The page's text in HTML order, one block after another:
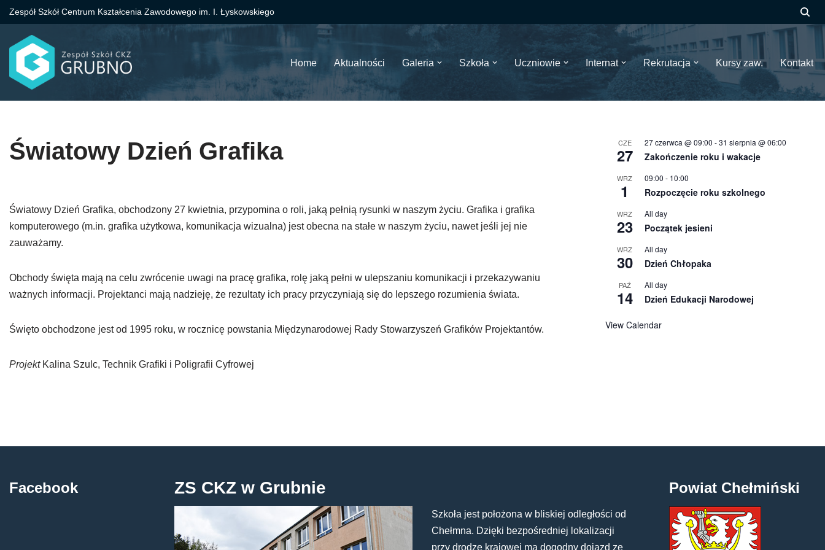
Przejdź
do
treści
Zespół Szkół Centrum Kształcenia Zawodowego im. I. Łyskowskiego
Home Aktualności Galeria Szkoła Uczniowie Internat Rekrutacja Kursy zaw. Kontakt
Światowy Dzień Grafika
Światowy Dzień Grafika, obchodzony 27 kwietnia, przypomina o roli, jaką pełnią rysunki w naszym życiu. Grafika i grafika
komputerowego (m.in. grafika użytkowa, komunikacja wizualna) jest obecna na stałe w naszym życiu, nawet jeśli jej nie
zauważamy.
Obchody święta mają na celu zwrócenie uwagi na pracę grafika, rolę jaką pełni w ulepszaniu komunikacji i przekazywaniu
ważnych informacji. Projektanci mają nadzieję, że rezultaty ich pracy przyczyniają się do lepszego rozumienia świata.
Święto obchodzone jest od 1995 roku, w rocznicę powstania Międzynarodowej Rady Stowarzyszeń Grafików Projektantów.
ProjektKalina Szulc, Technik Grafiki i Poligrafii Cyfrowej
CZE
27
27 czerwca @ 09:00 -31 sierpnia @ 06:00
Zakończenie roku i wakacje
WRZ
1
09:00 - 10:00
Rozpoczęcie roku szkolnego
WRZ
23
All day
Początek jesieni
WRZ
30
All day
Dzień Chłopaka
PAŹ
14
All day
Dzień Edukacji Narodowej
View Calendar
Facebook ZS CKZ w Grubnie
Szkoła jest położona w bliskiej odległości od
Chełmna. Dzięki bezpośredniej lokalizacji
przy drodze krajowej ma dogodny dojazd ze
Powiat Chełmiński